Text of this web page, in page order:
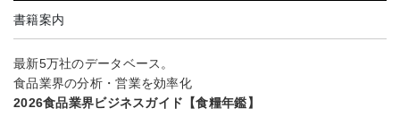
書籍案内
最新5万社のデータベース。
食品業界の分析・営業を効率化
2026食品業界ビジネスガイド【食糧年鑑】